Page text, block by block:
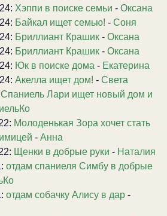
Хэппи в поиске семьи - Оксана
Байкал ищет семью! - Соня
Бриллиант Крашик - Оксана
Бриллиант Крашик - Оксана
Юк в поиске дома - Екатерина
Акелла ищет дом! - Света
Спаниель Лари ищет новый дом и
Молоденькая Зора хочет стать
- Анна
Щенки в добрые руки - Наталия
отдам спаниеля Симбу в добрые
отдам собачку Алису в дар -